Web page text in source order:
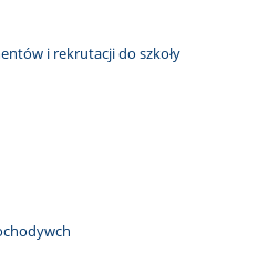
i rekrutacji do szkoły